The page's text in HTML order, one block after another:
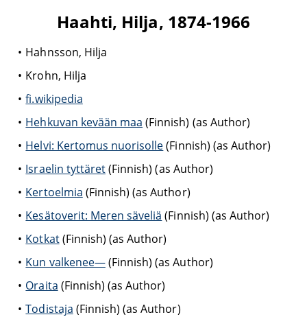
Haahti, Hilja, 1874-1966
Hahnsson, Hilja
Krohn, Hilja
fi.wikipedia
Hehkuvan kevään maa (Finnish) (as Author)
Helvi: Kertomus nuorisolle(Finnish) (as Author)
Israelin tyttäret(Finnish) (as Author)
Kertoelmia (Finnish) (as Author)
Kesätoverit: Meren säveliä (Finnish) (as Author)
Kotkat(Finnish) (as Author)
Kun valkenee—(Finnish) (as Author)
Oraita (Finnish) (as Author)
Todistaja (Finnish) (as Author)